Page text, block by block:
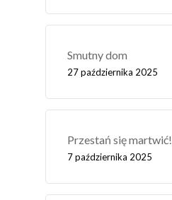
Smutny dom
27 października 2025
Przestań się martwić!
7 października 2025